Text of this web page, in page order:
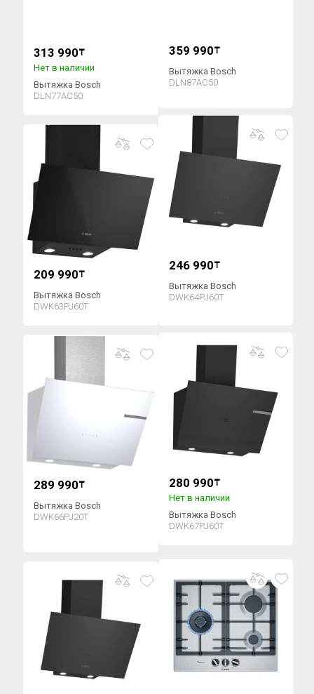
313 990₸
Вытяжка Bosch
DLN77AC50
Нет в наличии
359 990₸
Вытяжка Bosch
DLN87AC50
209 990₸
Вытяжка Bosch
DWK63PJ60T
246 990₸
Вытяжка Bosch
DWK64PJ60T
289 990₸
Вытяжка Bosch
DWK66PJ20T
280 990₸
Вытяжка Bosch
DWK67PJ60T
Нет в наличии